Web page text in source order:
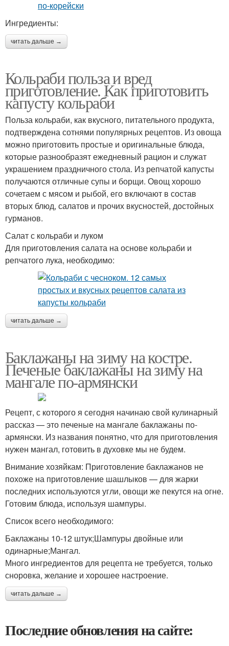
Ингредиенты:
читать дальше →
Кольраби польза и вред
приготовление. Как приготовить
капусту кольраби
Польза кольраби, как вкусного, питательного продукта,
подтверждена сотнями популярных рецептов. Из овоща
можно приготовить простые и оригинальные блюда,
которые разнообразят ежедневный рацион и служат
украшением праздничного стола. Из репчатой капусты
получаются отличные супы и борщи. Овощ хорошо
сочетаем с мясом и рыбой, его включают в состав
вторых блюд, салатов и прочих вкусностей, достойных
гурманов.
Салат с кольраби и луком
Для приготовления салата на основе кольраби и
репчатого лука, необходимо:
читать дальше →
Баклажаны на зиму на костре.
Печеные баклажаны на зиму на
мангале по-армянски
Рецепт, с которого я сегодня начинаю свой кулинарный
рассказ — это печеные на мангале баклажаны по-
армянски. Из названия понятно, что для приготовления
нужен мангал, готовить в духовке мы не будем.
Внимание хозяйкам: Приготовление баклажанов не
похоже на приготовление шашлыков — для жарки
последних используются угли, овощи же пекутся на огне.
Готовим блюда, используя шампуры.
Список всего необходимого:
Баклажаны 10-12 штук;Шампуры двойные или
одинарные;Мангал.
Много ингредиентов для рецепта не требуется, только
сноровка, желание и хорошее настроение.
читать дальше →
Последние обновления на сайте: